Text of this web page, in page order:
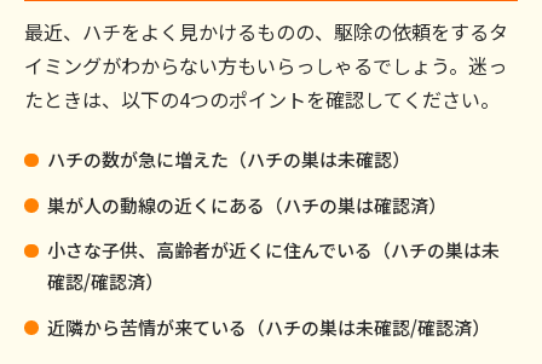
最近、ハチをよく見かけるものの、駆除の依頼をするタ
イミングがわからない方もいらっしゃるでしょう。迷っ
たときは、以下の4つのポイントを確認してください。
ハチの数が急に増えた（ハチの巣は未確認）
巣が人の動線の近くにある（ハチの巣は確認済）
小さな子供、高齢者が近くに住んでいる（ハチの巣は未
確認/確認済）
近隣から苦情が来ている（ハチの巣は未確認/確認済）